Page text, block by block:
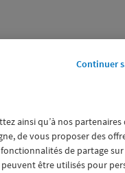
sur-
20
ainsi qu’à nos
de vous proposer des
de partage sur
peuvent être utilisés pour
Continuer